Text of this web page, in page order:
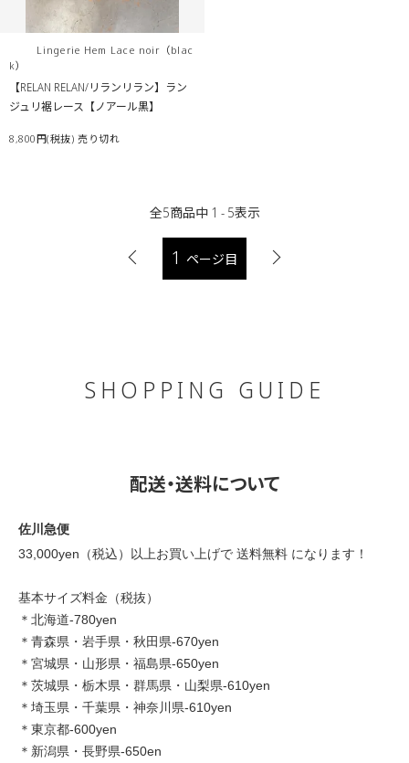
Lingerie Hem Lace noir（blac
k）
【RELAN RELAN/リランリラン】ラン
ジュリ裾レース【ノアール黒】
8,800円(税抜) 売り切れ
全5商品中 1 - 5表示
1 ページ目
SHOPPING GUIDE
配送・送料について
佐川急便
33,000yen（税込）以上お買い上げで 送料無料 になります！
基本サイズ料金（税抜）
＊北海道-780yen
＊青森県・岩手県・秋田県-670yen
＊宮城県・山形県・福島県-650yen
＊茨城県・栃木県・群馬県・山梨県-610yen
＊埼玉県・千葉県・神奈川県-610yen
＊東京都-600yen
＊新潟県・長野県-650en